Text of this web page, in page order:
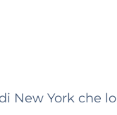
New York che lo